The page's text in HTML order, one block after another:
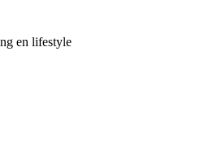
en lifestyle